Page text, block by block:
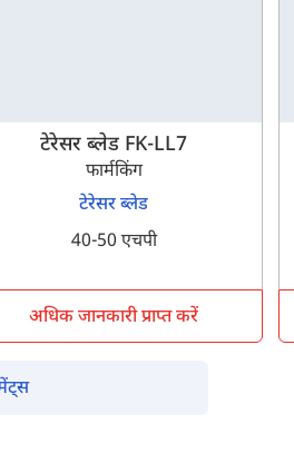
टेरेसर ब्लेड FK-LL7
फार्मकिंग
टेरेसर ब्लेड
40-50 एचपी
अधिक जानकारी प्राप्त करें
पूछताछ जारी रखें
सुरक्षित है।